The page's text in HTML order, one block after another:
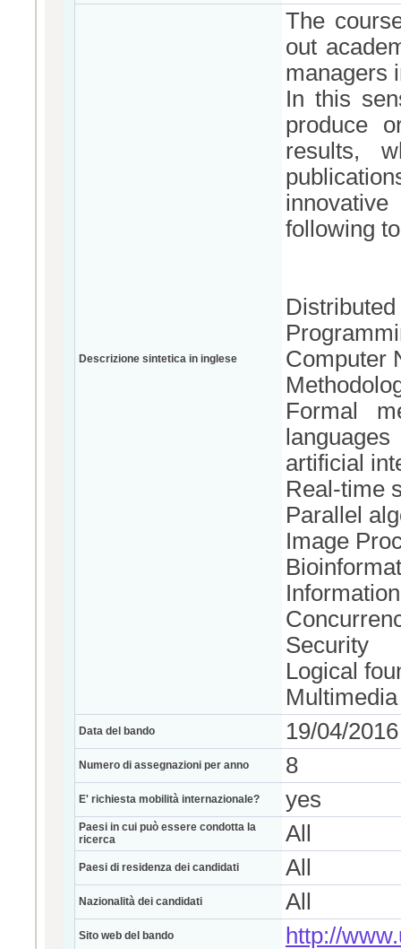
Descrizione sintetica in inglese
The
out
managers
In this
produce
results,
following
Computer
Formal
languages
artificial
Real-time
Parallel
Image
Security
Logical
Data del bando 19/04/2016
Numero di assegnazioni per anno 8
E' richiesta mobilità internazionale? yes
Paesi in cui può essere condotta la
ricerca
All
Paesi di residenza dei candidati All
Nazionalità dei candidati All
Sito web del bando http://